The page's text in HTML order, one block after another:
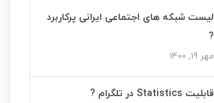
لیست شبکه های اجتماعی ایرانی پرکاربرد
?
مهر 19, 1400
قابلیت Statistics در تلگرام ?